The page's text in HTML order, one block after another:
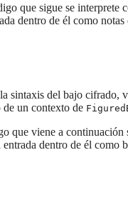
que sigue se interprete
dentro de él como notas
sintaxis del bajo cifrado,
un contexto de
que viene a continuación
dentro de él como